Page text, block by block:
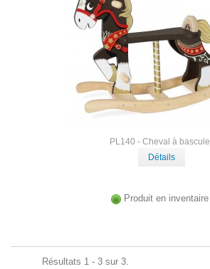
PL140 - Cheval à bascule
Détails
Produit en inventaire
Résultats 1 - 3 sur 3.